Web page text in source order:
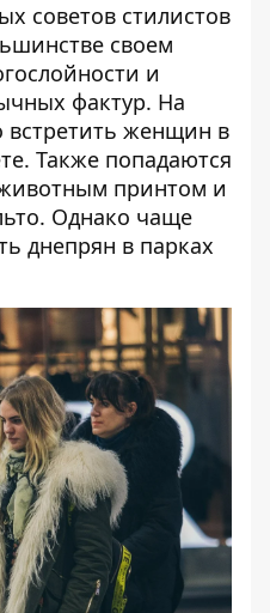
советов стилистов
своем
и
фактур. На
встретить женщин в
Также попадаются
принтом и
Однако чаще
днепрян в парках